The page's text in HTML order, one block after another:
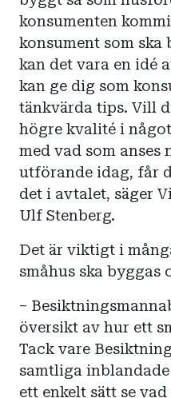
konsumenten
konsument som ska
kan det vara en idé
kan ge dig som
tänkvärda tips. Vill
högre kvalité i
med vad som
utförande idag, får
det i avtalet, säger
Ulf Stenberg.
Det är viktigt i
småhus ska byggas
–
översikt av hur ett
Tack vare
samtliga
ett enkelt sätt se